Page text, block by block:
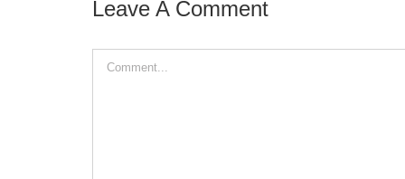
Leave A Comment